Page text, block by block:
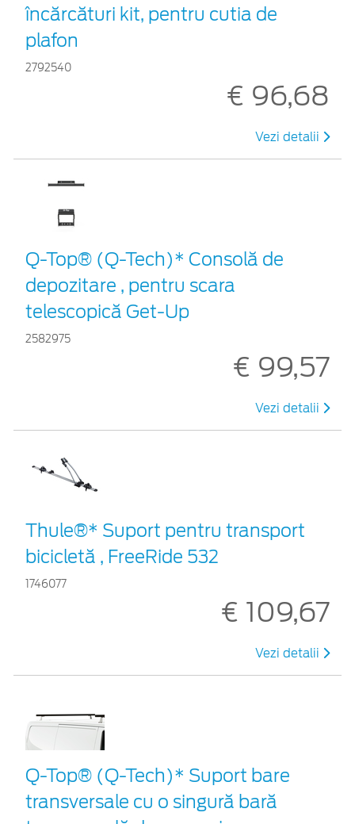
încărcături kit, pentru cutia de
plafon
2792540
€ 96,68
Vezi detalii
Q-Top® (Q-Tech)* Consolă de
depozitare , pentru scara
telescopică Get-Up
2582975
€ 99,57
Vezi detalii
Thule®* Suport pentru transport
bicicletă , FreeRide 532
1746077
€ 109,67
Vezi detalii
Q-Top® (Q-Tech)* Suport bare
transversale cu o singură bară